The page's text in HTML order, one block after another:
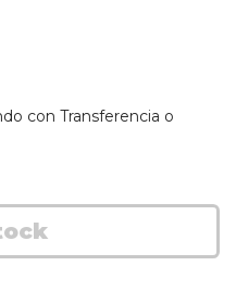
con Transferencia o